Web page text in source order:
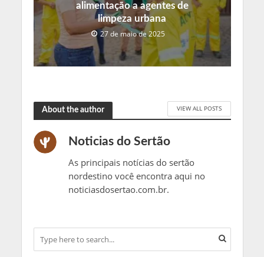
alimentação a agentes de
limpeza urbana
27 de maio de 2025
About the author VIEW ALL POSTS
Noticias do Sertão
As principais notícias do sertão
nordestino você encontra aqui no
noticiasdosertao.com.br.